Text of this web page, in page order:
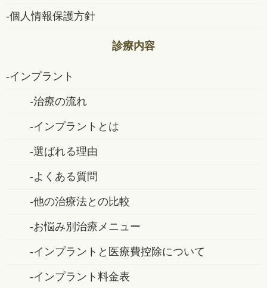
個人情報保護方針
診療内容
インプラント
治療の流れ
インプラントとは
選ばれる理由
よくある質問
他の治療法との比較
お悩み別治療メニュー
インプラントと医療費控除について
インプラント料金表